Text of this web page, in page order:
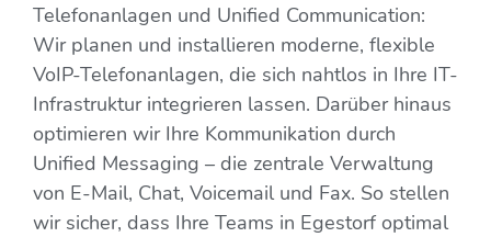
Telefonanlagen und Unified Communication:
Wir planen und installieren moderne, flexible
VoIP-Telefonanlagen, die sich nahtlos in Ihre IT-
Infrastruktur integrieren lassen. Darüber hinaus
optimieren wir Ihre Kommunikation durch
Unified Messaging – die zentrale Verwaltung
von E-Mail, Chat, Voicemail und Fax. So stellen
wir sicher, dass Ihre Teams in Egestorf optimal